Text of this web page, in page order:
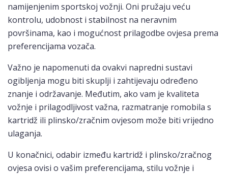
namijenjenim sportskoj vožnji. Oni pružaju veću
kontrolu, udobnost i stabilnost na neravnim
površinama, kao i mogućnost prilagodbe ovjesa prema
preferencijama vozača.
Važno je napomenuti da ovakvi napredni sustavi
ogibljenja mogu biti skuplji i zahtijevaju određeno
znanje i održavanje. Međutim, ako vam je kvaliteta
vožnje i prilagodljivost važna, razmatranje romobila s
kartridž ili plinsko/zračnim ovjesom može biti vrijedno
ulaganja.
U konačnici, odabir između kartridž i plinsko/zračnog
ovjesa ovisi o vašim preferencijama, stilu vožnje i